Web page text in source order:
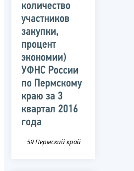
количество
участников
закупки,
процент
экономии)
УФНС России
по Пермскому
краю за 3
квартал 2016
года
59 Пермский край